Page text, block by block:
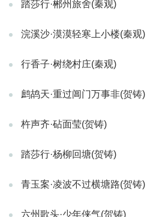
踏莎行·郴州旅舍(秦观)
浣溪沙·漠漠轻寒上小楼(秦观)
行香子·树绕村庄(秦观)
鹧鸪天·重过阊门万事非(贺铸)
杵声齐·砧面莹(贺铸)
踏莎行·杨柳回塘(贺铸)
青玉案·凌波不过横塘路(贺铸)
六州歌头·少年侠气(贺铸)